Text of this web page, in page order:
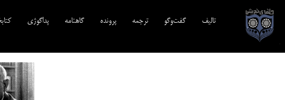
تالیف‎‌ گفت‌وگو ترجمه‌ پرونده گاهنامه پداگوژی